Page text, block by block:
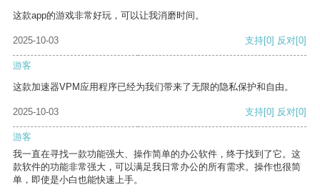
这款app的游戏非常好玩，可以让我消磨时间。
2025-10-03 支持[0] 反对[0]
游客
这款加速器VPM应用程序已经为我们带来了无限的隐私保护和自由。
2025-10-03 支持[0] 反对[0]
游客
我一直在寻找一款功能强大、操作简单的办公软件，终于找到了它。这
款软件的功能非常强大，可以满足我日常办公的所有需求。操作也很简
单，即使是小白也能快速上手。